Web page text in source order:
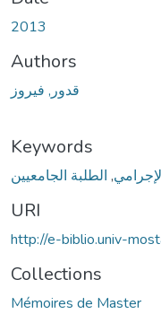
2013
Authors
قدور, فیروز
Keywords
, الطلبة الجامعیین
URI
http://e-biblio.univ-
Collections
Mémoires de Master